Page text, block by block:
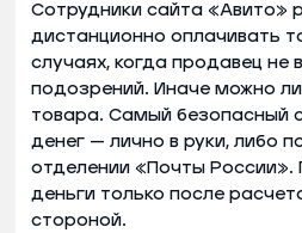
Сотрудники сайта «Авито»
дистанционно оплачивать
случаях, когда продавец не
подозрений. Иначе можно
товара. Самый безопасный
денег — лично в руки, либо
отделении «Почты России».
деньги только после
стороной.